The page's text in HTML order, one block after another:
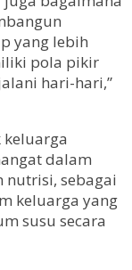
yang lebih
pola pikir
hari-hari,”
dalam
nutrisi, sebagai
keluarga yang
susu secara